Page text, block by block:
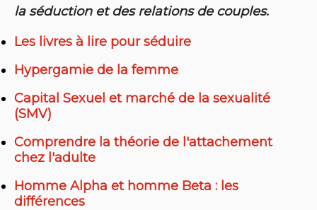
la séduction et des relations de couples.
Les livres à lire pour séduire
Hypergamie de la femme
Capital Sexuel et marché de la sexualité
(SMV)
Comprendre la théorie de l'attachement
chez l'adulte
Homme Alpha et homme Beta : les
différences